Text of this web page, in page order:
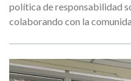
política de responsabilidad
colaborando con la